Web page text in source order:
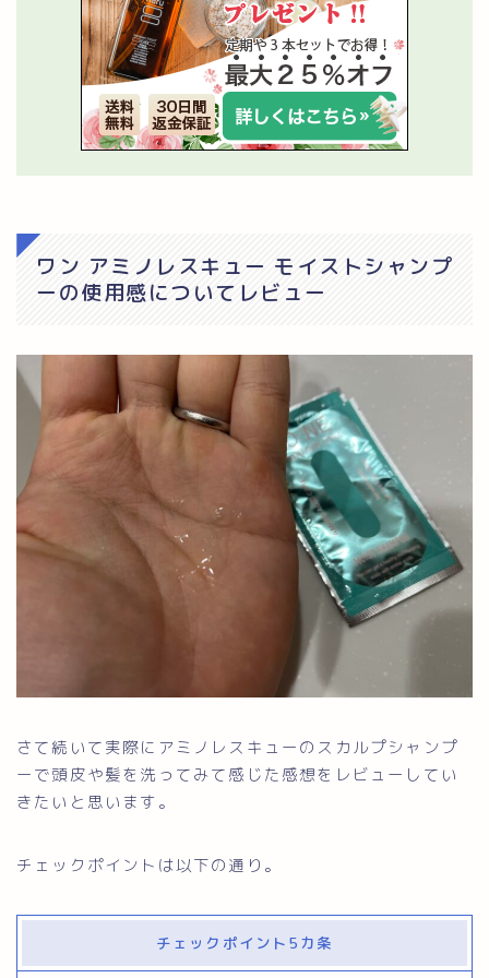
ワン アミノレスキュー モイストシャンプ
ーの使用感についてレビュー
さて続いて実際にアミノレスキューのスカルプシャンプ
ーで頭皮や髪を洗ってみて感じた感想をレビューしてい
きたいと思います。
チェックポイントは以下の通り。
チェックポイント5カ条